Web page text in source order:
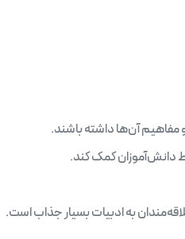
مفاهیم آن‌ها داشته باشند.
دانش‌آموزان کمک کند.
به ادبیات بسیار جذاب است.